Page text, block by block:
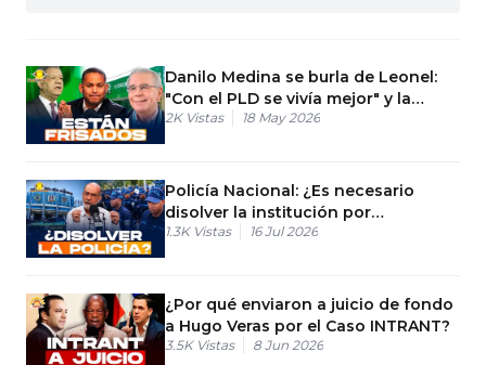
Danilo Medina se burla de Leonel:
"Con el PLD se vivía mejor" y la
Gallup lo sabe
2K Vistas 18 May 2026
Policía Nacional: ¿Es necesario
disolver la institución por
completo?
1.3K Vistas 16 Jul 2026
¿Por qué enviaron a juicio de fondo
a Hugo Veras por el Caso INTRANT?
3.5K Vistas 8 Jun 2026